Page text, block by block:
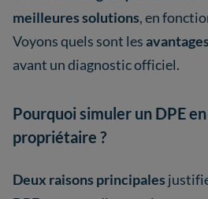
meilleures solutions, en
Voyons quels sont lesavantages
avant un diagnostic officiel.
Pourquoi simuler un DPE
propriétaire ?
Deux raisons principales